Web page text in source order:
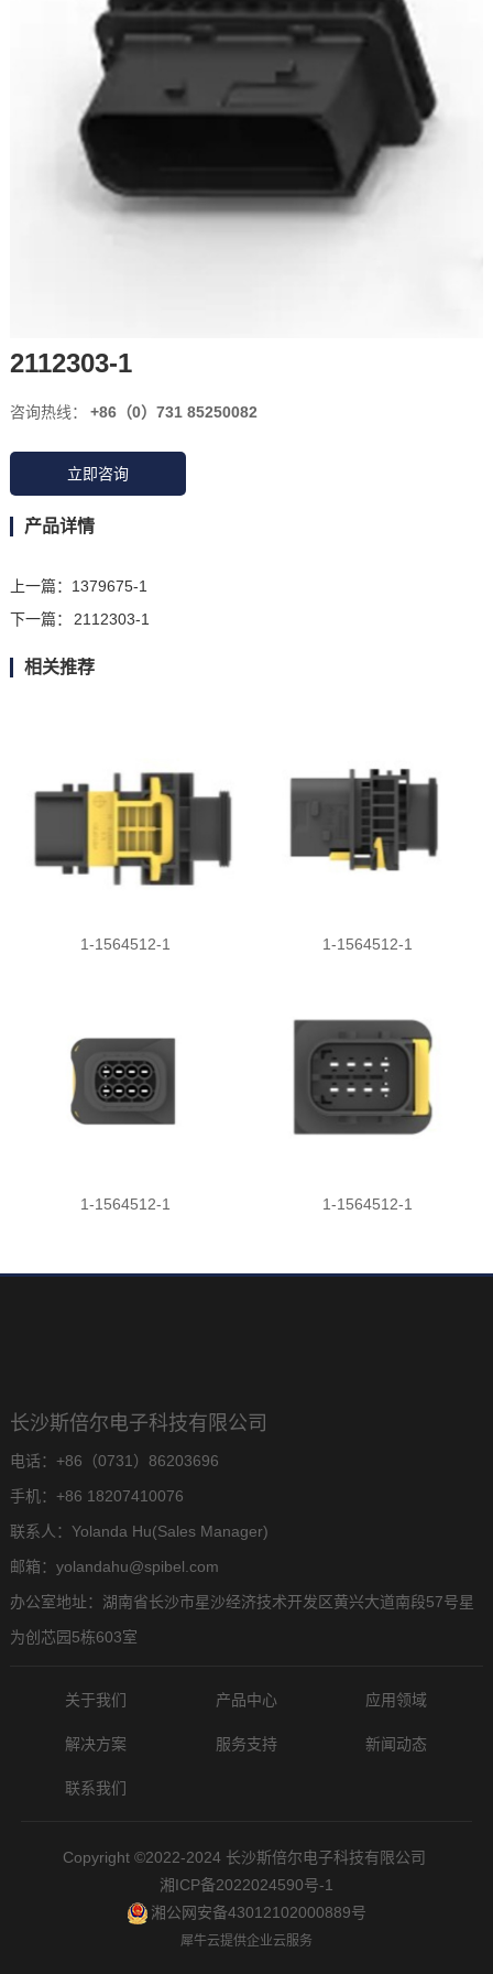
2112303-1
咨询热线： +86（0）731 85250082
立即咨询
产品详情
上一篇： 1379675-1
下一篇：
2112303-1
相关推荐
1-1564512-1 1-1564512-1
1-1564512-1 1-1564512-1
长沙斯倍尔电子科技有限公司
电话：+86（0731）86203696
手机：+86 18207410076
联系人：Yolanda Hu(Sales Manager)
邮箱：yolandahu@spibel.com
办公室地址：湖南省长沙市星沙经济技术开发区黄兴大道南段57号星
为创芯园5栋603室
关于我们 产品中心 应用领域
解决方案 服务支持 新闻动态
联系我们
Copyright ©2022-2024 长沙斯倍尔电子科技有限公司
湘ICP备2022024590号-1
湘公网安备43012102000889号
犀牛云提供企业云服务